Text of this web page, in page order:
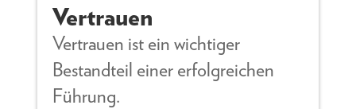
Vertrauen
Vertrauen ist ein wichtiger
Bestandteil einer erfolgreichen
Führung.